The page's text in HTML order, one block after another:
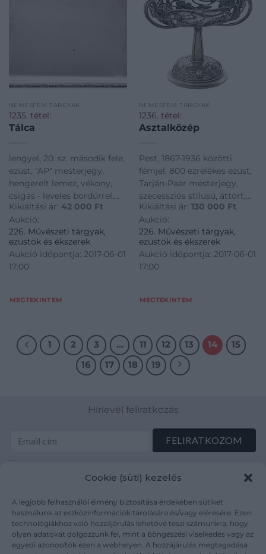
Cookie (süti) kezelés
A legjobb felhasználói élmény biztosítása érdekében sütiket
használunk az eszközinformációk tárolására és/vagy elérésére. Ezen
technológiákhoz való hozzájárulás lehetővé teszi számunkra, hogy
olyan adatokat dolgozzunk fel, mint a böngészési viselkedés vagy az
egyedi azonosítók ezen a webhelyen. A hozzájárulás megtagadása
NEMESFÉM TÁRGYAK
1235. tétel:
Tálca
lengyel, 20. sz. második fele,
ezüst, "AP" mesterjegy,
hengerelt lemez, vékony,
csigás - leveles bordűrrel,
364 g; 18*25 cm
Kikiáltási ár: 42 000 Ft
Aukció:
226. Művészeti tárgyak,
ezüstök és ékszerek
Aukció időpontja: 2017-06-01
17:00
MEGTEKINTEM
NEMESFÉM TÁRGYAK
1236. tétel:
Asztalközép
Pest, 1867-1936 közötti
fémjel, 800 ezrelékes ezüst,
Tarján-Paar mesterjegy,
szecessziós stílusú, áttört,
pipacsszálakkal díszített
kínáló, üvegbetét hiányzik,
kis sérüléssel, 919 g; 23,5*33
cm
Kikiáltási ár: 130 000 Ft
Aukció:
226. Művészeti tárgyak,
ezüstök és ékszerek
Aukció időpontja: 2017-06-01
17:00
MEGTEKINTEM
1 2 3 … 11 12 13 14
15
16
17 18 19
Hírlevél feliratkozás
mutargy.com/adatkezelesi-tajekoztato/
Rólunk
Médiaajánlat
Karrier
Áraink
ÁSZF
Adatvédelem